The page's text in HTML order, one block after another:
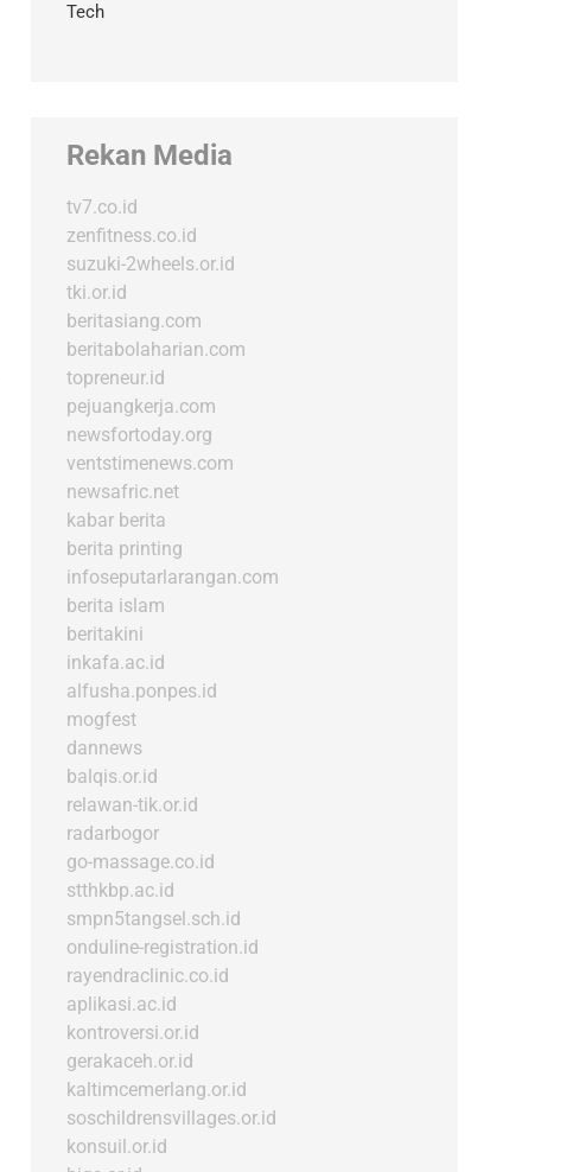
Tech
Rekan Media
tv7.co.id
zenfitness.co.id
suzuki-2wheels.or.id
tki.or.id
beritasiang.com
beritabolaharian.com
topreneur.id
pejuangkerja.com
newsfortoday.org
ventstimenews.com
newsafric.net
kabar berita
berita printing
infoseputarlarangan.com
berita islam
beritakini
inkafa.ac.id
alfusha.ponpes.id
mogfest
dannews
balqis.or.id
relawan-tik.or.id
radarbogor
go-massage.co.id
stthkbp.ac.id
smpn5tangsel.sch.id
onduline-registration.id
rayendraclinic.co.id
aplikasi.ac.id
kontroversi.or.id
gerakaceh.or.id
kaltimcemerlang.or.id
soschildrensvillages.or.id
konsuil.or.id